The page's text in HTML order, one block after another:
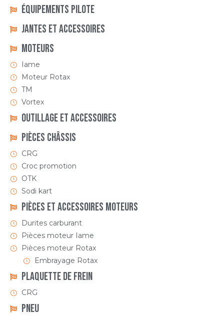
ÉQUIPEMENTS PILOTE
Jantes et accessoires
Moteurs
Iame
Moteur Rotax
TM
Vortex
Outillage et Accessoires
Pièces Châssis
CRG
Croc promotion
OTK
Sodi kart
Pièces et accessoires moteurs
Durites carburant
Pièces moteur Iame
Pièces moteur Rotax
Embrayage Rotax
Plaquette de frein
CRG
Pneu